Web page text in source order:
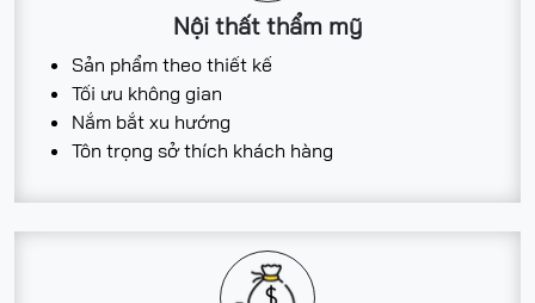
Nội thất thẩm mỹ
Sản phẩm theo thiết kế
Tối ưu không gian
Nắm bắt xu hướng
Tôn trọng sở thích khách hàng